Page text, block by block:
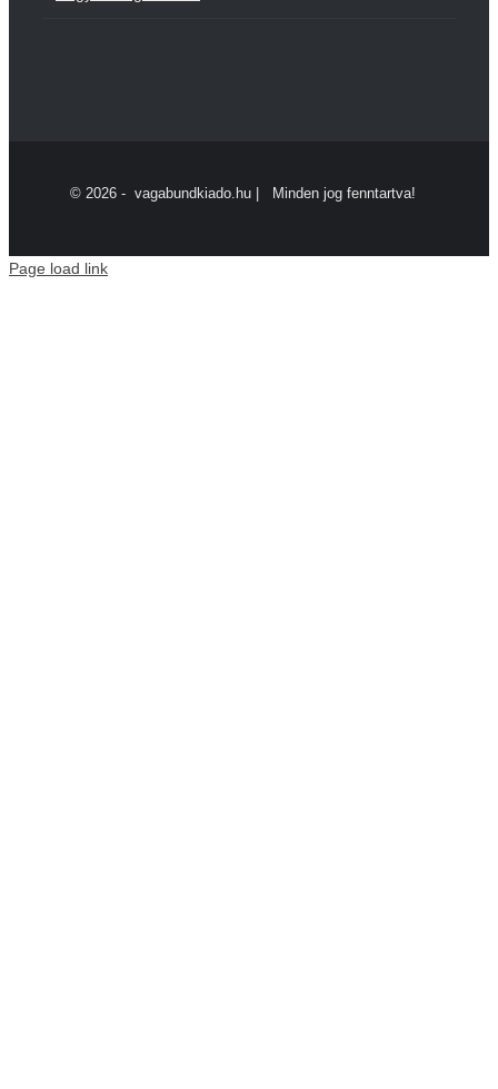
© 2026 - vagabundkiado.hu | Minden jog fenntartva!
Page load link